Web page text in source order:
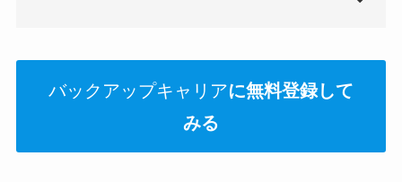
バックアップキャリアに無料登録して
みる